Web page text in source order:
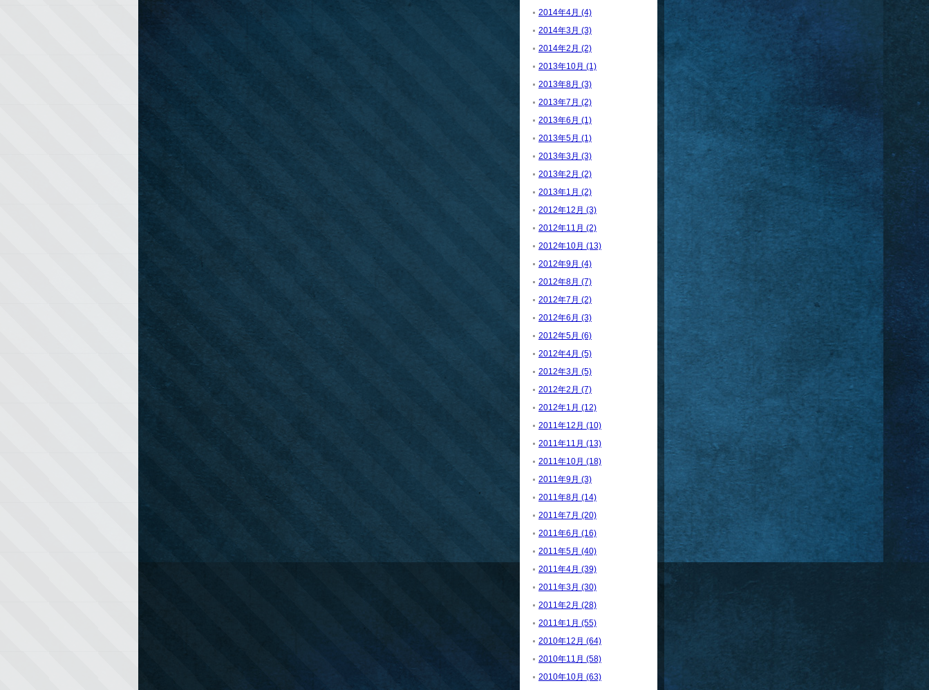
2014年4月 (4)
2014年3月 (3)
2014年2月 (2)
2013年10月 (1)
2013年8月 (3)
2013年7月 (2)
2013年6月 (1)
2013年5月 (1)
2013年3月 (3)
2013年2月 (2)
2013年1月 (2)
2012年12月 (3)
2012年11月 (2)
2012年10月 (13)
2012年9月 (4)
2012年8月 (7)
2012年7月 (2)
2012年6月 (3)
2012年5月 (6)
2012年4月 (5)
2012年3月 (5)
2012年2月 (7)
2012年1月 (12)
2011年12月 (10)
2011年11月 (13)
2011年10月 (18)
2011年9月 (3)
2011年8月 (14)
2011年7月 (20)
2011年6月 (16)
2011年5月 (40)
2011年4月 (39)
2011年3月 (30)
2011年2月 (28)
2011年1月 (55)
2010年12月 (64)
2010年11月 (58)
2010年10月 (63)